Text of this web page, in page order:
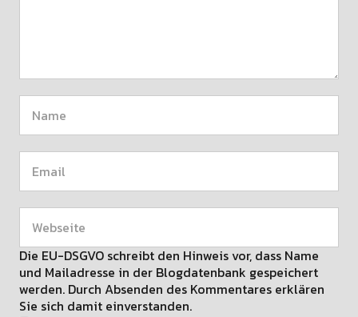
Die EU-DSGVO schreibt den Hinweis vor, dass Name
und Mailadresse in der Blogdatenbank gespeichert
werden. Durch Absenden des Kommentares erklären
Sie sich damit einverstanden.